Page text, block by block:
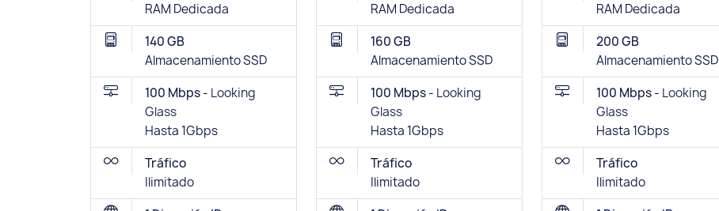
RAM Dedicada
140 GB
Almacenamiento SSD
100 Mbps - Looking
Glass
Hasta 1Gbps
Tráfico
Ilimitado
RAM Dedicada
160 GB
Almacenamiento SSD
100 Mbps - Looking
Glass
Hasta 1Gbps
Tráfico
Ilimitado
RAM Dedicada
200 GB
Almacenamiento SSD
100 Mbps - Looking
Glass
Hasta 1Gbps
Tráfico
Ilimitado